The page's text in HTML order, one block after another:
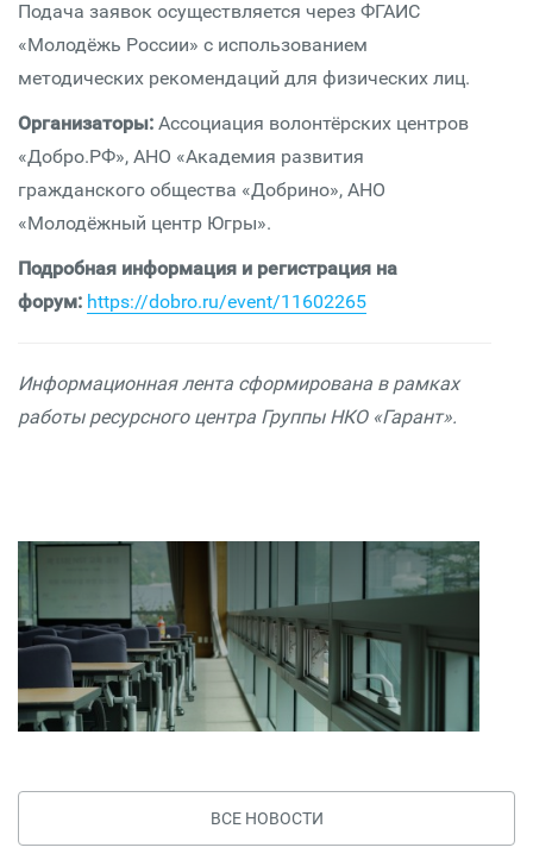
Подача заявок осуществляется через ФГАИС
«Молодёжь России» с использованием
методических рекомендаций для физических лиц.
Организаторы: Ассоциация волонтёрских центров
«Добро.РФ», АНО «Академия развития
гражданского общества «Добрино», АНО
«Молодёжный центр Югры».
Подробная информация и регистрация на
форум: https://dobro.ru/event/11602265
Информационная лента сформирована в рамках
работы ресурсного центра Группы НКО «Гарант».
ВСЕ НОВОСТИ